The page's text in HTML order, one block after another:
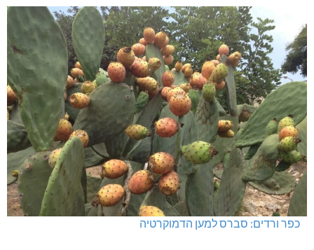
כפר ורדים: סברס למען הדמוקרטיה